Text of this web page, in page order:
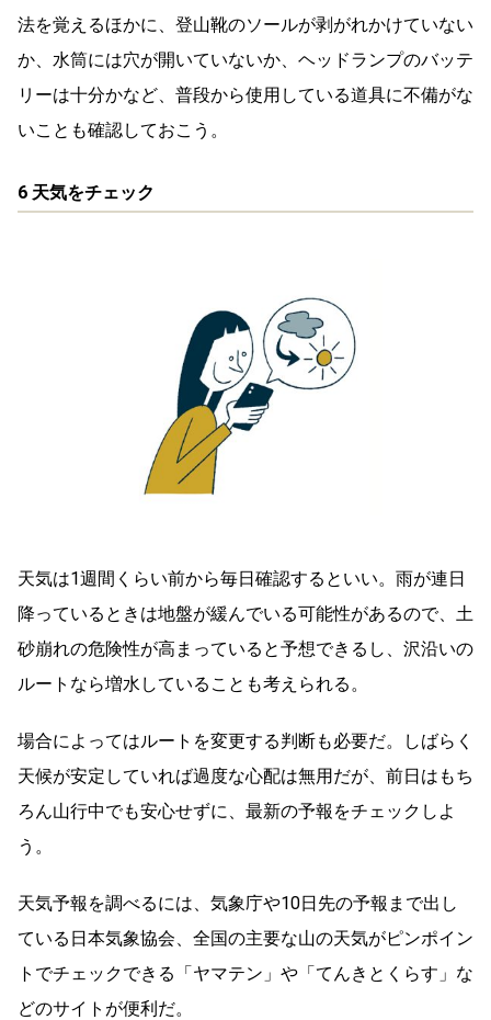
法を覚えるほかに、登山靴のソールが剥がれかけていない
か、水筒には穴が開いていないか、ヘッドランプのバッテ
リーは十分かなど、普段から使用している道具に不備がな
いことも確認しておこう。
6 天気をチェック
天気は1週間くらい前から毎日確認するといい。雨が連日
降っているときは地盤が緩んでいる可能性があるので、土
砂崩れの危険性が高まっていると予想できるし、沢沿いの
ルートなら増水していることも考えられる。
場合によってはルートを変更する判断も必要だ。しばらく
天候が安定していれば過度な心配は無用だが、前日はもち
ろん山行中でも安心せずに、最新の予報をチェックしよ
う。
天気予報を調べるには、気象庁や10日先の予報まで出し
ている日本気象協会、全国の主要な山の天気がピンポイン
トでチェックできる「ヤマテン」や「てんきとくらす」な
どのサイトが便利だ。